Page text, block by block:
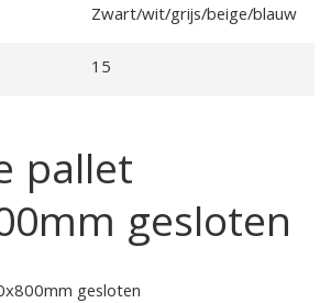
Zwart/wit/grijs/beige/blauw
15
pallet
gesloten
gesloten